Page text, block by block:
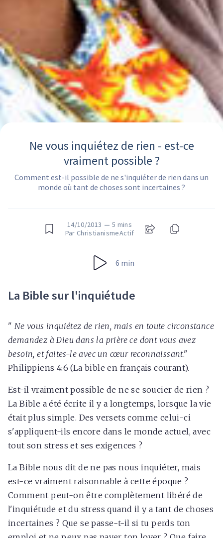
Ne vous inquiétez de rien - est-ce
vraiment possible ?
Comment est-il possible de ne s'inquiéter de rien dans un
monde où tant de choses sont incertaines ?
14/10/2013 — 5 mins
Par ChristianismeActif
6 min
La Bible sur l'inquiétude
" Ne vous inquiétez de rien, mais en toute circonstance
demandez à Dieu dans la prière ce dont vous avez
besoin, et faites-le avec un cœur reconnaissant."
Philippiens 4:6 (La bible en français courant).
Est-il vraiment possible de ne se soucier de rien ?
La Bible a été écrite il y a longtemps, lorsque la vie
était plus simple. Des versets comme celui-ci
s'appliquent-ils encore dans le monde actuel, avec
tout son stress et ses exigences ?
La Bible nous dit de ne pas nous inquiéter, mais
est-ce vraiment raisonnable à cette époque ?
Comment peut-on être complètement libéré de
l'inquiétude et du stress quand il y a tant de choses
incertaines ? Que se passe-t-il si tu perds ton